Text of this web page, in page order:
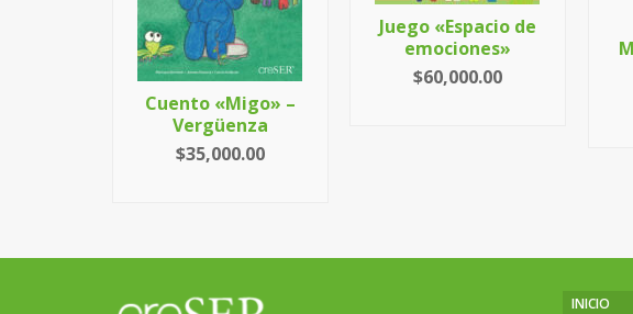
Cuento «Migo» –
Vergüenza
$35,000.00
Juego «Espacio de
emociones»
$60,000.00
INICIO